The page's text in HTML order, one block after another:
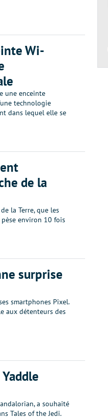
Wi-
une enceinte
technologie
dans lequel elle se
de la
la Terre, que les
environ 10 fois
surprise
smartphones Pixel.
aux détenteurs des
a souhaité
Tales of the Jedi.